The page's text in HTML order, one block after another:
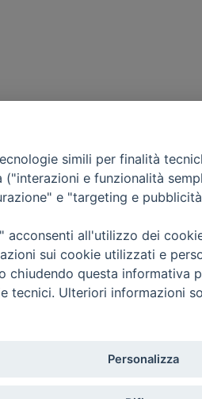
simili per finalità
("interazioni e funzionalità
e "targeting e
acconsenti all'utilizzo dei
sui cookie utilizzati e
chiudendo questa informativa
tecnici. Ulteriori informazioni
Personalizza